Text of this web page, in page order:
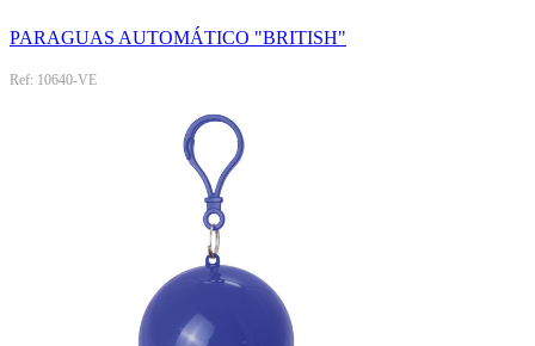
PARAGUAS AUTOMÁTICO "BRITISH"
Ref: 10640-VE